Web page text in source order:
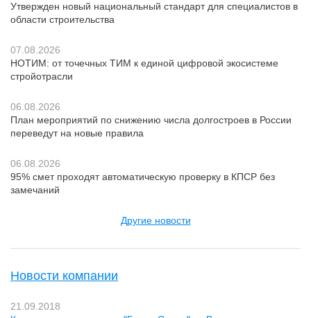
Утвержден новый национальный стандарт для специалистов в
области строительства
07.08.2026
НОТИМ: от точечных ТИМ к единой цифровой экосистеме
стройотрасли
06.08.2026
План мероприятий по снижению числа долгостроев в России
переведут на новые правила
06.08.2026
95% смет проходят автоматическую проверку в КПСР без
замечаний
Другие новости
Новости компании
21.09.2018